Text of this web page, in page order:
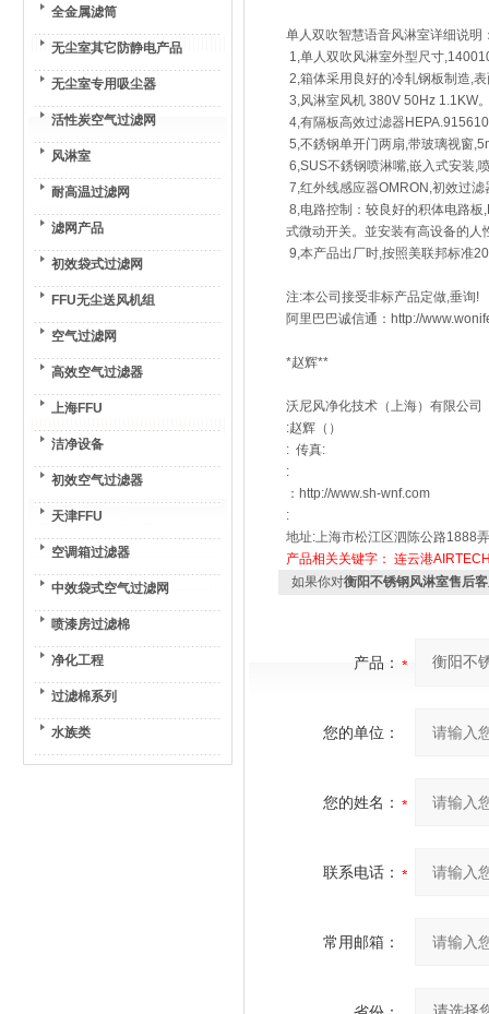
全金属滤筒
无尘室其它防静电产品
无尘室专用吸尘器
活性炭空气过滤网
风淋室
耐高温过滤网
滤网产品
初效袋式过滤网
FFU无尘送风机组
空气过滤网
高效空气过滤器
上海FFU
洁净设备
初效空气过滤器
天津FFU
空调箱过滤器
中效袋式空气过滤网
喷漆房过滤棉
净化工程
过滤棉系列
水族类
单人双吹智慧语音风淋室详细说
1,单人双吹风淋室外型尺寸
2,箱体采用良好的冷轧钢板制造,
3,风淋室风机 380V 50Hz 1.1KW
4,有隔板高效过滤器
5,不銹钢单开门两扇,带玻璃视窗
6,SUS不銹钢喷淋嘴,嵌入式安装,
7,红外线感应器OMRON,初效过
8,电路控制：较良好的积体电路
式微动开关。並安装有高设备的
9,本产品出厂时,按照美联邦标准
注:本公司接受非标产品定做,垂询!
阿里巴巴诚信通：http://
*赵辉**
沃尼风净化技术（上海）有限公司
:赵辉（）
: 传真:
:
：http://www.sh-wnf.com
:
地址:上海市松江区泗陈公路1888
产品相关关键字： 连云港
如果你对衡阳不锈钢风淋室售后
产品：
您的单位：
您的姓名：
联系电话：
常用邮箱：